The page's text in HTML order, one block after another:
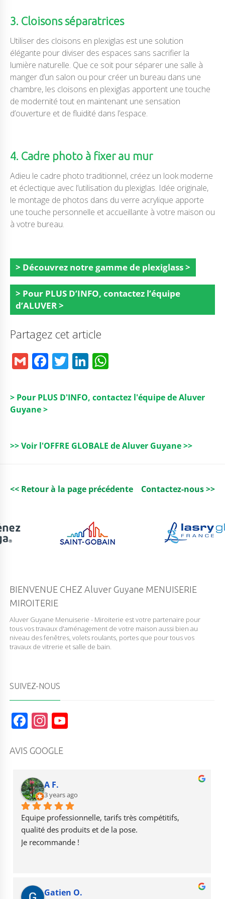
3. Cloisons séparatrices
Utiliser des cloisons en plexiglas est une solution
élégante pour diviser des espaces sans sacrifier la
lumière naturelle. Que ce soit pour séparer une salle à
manger d’un salon ou pour créer un bureau dans une
chambre, les cloisons en plexiglas apportent une touche
de modernité tout en maintenant une sensation
d’ouverture et de fluidité dans l’espace.
4. Cadre photo à fixer au mur
Adieu le cadre photo traditionnel, créez un look moderne
et éclectique avec l’utilisation du plexiglas. Idée originale,
le montage de photos dans du verre acrylique apporte
une touche personnelle et accueillante à votre maison ou
à votre bureau.
> Découvrez notre gamme de plexiglass >
> Pour PLUS D’INFO, contactez l’équipe
d’ALUVER >
Partagez cet article
G
ai
l
F
c
o
T
it
r
Li
k
n
a
p
> Pour PLUS D'INFO, contactez l'équipe de Aluver
Guyane >
>> Voir l'OFFRE GLOBALE de Aluver Guyane >>
<< Retour à la page précédente Contactez-nous >>
BIENVENUE CHEZ Aluver Guyane MENUISERIE
MIROITERIE
Aluver Guyane Menuiserie - Miroiterie est votre partenaire pour
tous vos travaux d'aménagement de votre maison aussi bien au
niveau des fenêtres, volets roulants, portes que pour tous vos
travaux de vitrerie et salle de bain.
SUIVEZ-NOUS
F
c
b
o
o
k
In
a
r
a
m
b
e
AVIS GOOGLE
A F.
3 years ago
Equipe professionnelle, tarifs très compétitifs,
qualité des produits et de la pose.
Je recommande !
Gatien O.